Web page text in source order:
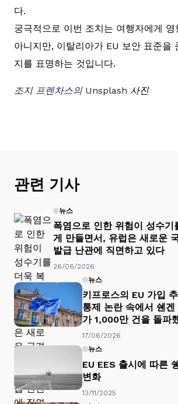
다.
궁극적으로 이번 조치는 여행자에게
아니지만, 이탈리아가 EU 보안 표준을
지를 표명하는 것입니다.
조지 프렌차스의 Unsplash 사진
관련 기사
뉴스
폭염으로 인한 위험이 성수기
게 만들면서, 유럽은 새로운
발급 난관에 직면하고 있다
26/06/2026
뉴스
키프로스의 EU 가입
통제 논란 속에서 쉔
가 1,000만 건을 돌파
17/06/2026
뉴스
EU EES 출시에 따른
변화
13/11/2025